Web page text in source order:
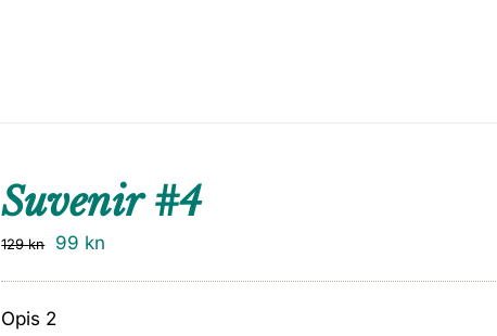
Suvenir #4
129kn 99 kn
Opis 2